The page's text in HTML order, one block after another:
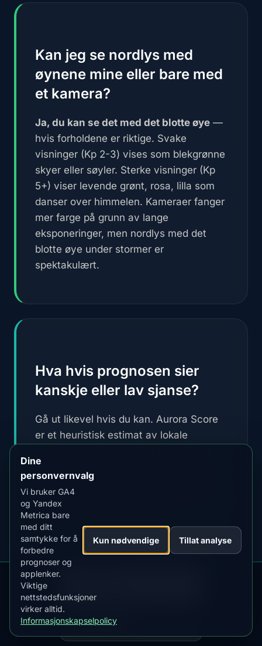
Kan jeg se nordlys med
øynene mine eller bare med
et kamera?
Ja, du kan se det med det blotte øye —
hvis forholdene er riktige. Svake
visninger (Kp 2-3) vises som blekgrønne
skyer eller søyler. Sterke visninger (Kp
5+) viser levende grønt, rosa, lilla som
danser over himmelen. Kameraer fanger
mer farge på grunn av lange
eksponeringer, men nordlys med det
blotte øye under stormer er
spektakulært.
Hva hvis prognosen sier
kanskje eller lav sjanse?
Gå ut likevel hvis du kan. Aurora Score
er et heuristisk estimat av lokale
sannsynlighet eller garanti. Uventede
nordlys kan fortsatt forekomme. Velg
nivået for observasjonsstatus du vil ha
varsler om i AuroraMe-appen.
Er vinteren bedre enn
sommeren for nordlys?
Google Play
Dine
personvernvalg
Vi bruker GA4
og Yandex
Metrica bare
med ditt
samtykke for å
forbedre
prognoser og
applenker.
Viktige
nettstedsfunksjoner
virker alltid.
Informasjonskapselpolicy
Kun nødvendige Tillat analyse